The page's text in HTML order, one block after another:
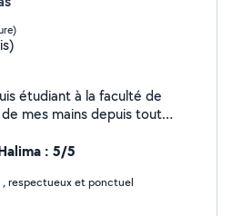
mes mains depuis tout
n'hésitez pas à me
: 5/5
Travail parfaitement effectué , respectueux et ponctuel